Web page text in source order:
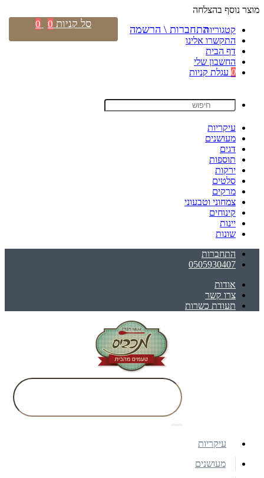
מוצר נוסף בהצלחה
קטגוריות
התקשרו אלינו
דף הבית
החשבון שלי
0 עגלת קניות
עיקריות
מעושנים
דגים
תוספות
ירקות
סלטים
מרקים
צמחוני וטבעוני
קינוחים
יינות
שונות
התחברות
0505930407
אודות
צרו קשר
תעודת כשרות
התחברות \ הרשמה סל קניות 0
0
עיקריות
מעושנים